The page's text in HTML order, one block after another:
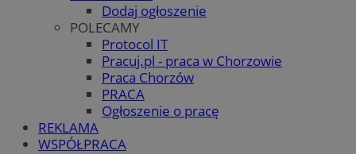
Dodaj ogłoszenie
POLECAMY
Protocol IT
Pracuj.pl - praca w Chorzowie
Praca Chorzów
PRACA
Ogłoszenie o pracę
REKLAMA
WSPÓŁPRACA